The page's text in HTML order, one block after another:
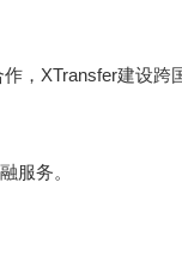
，XTransfer建设跨
服务。